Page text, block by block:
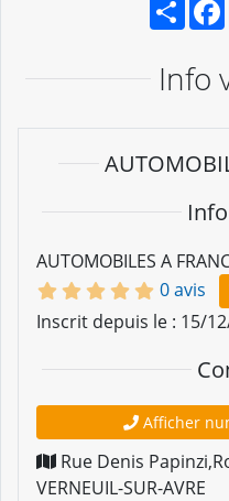
Info
AUTOMOBILES A
0 avis
Inscrit depuis le : 15/
Afficher
Rue Denis
VERNEUIL-SUR-AVRE